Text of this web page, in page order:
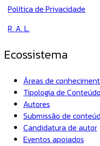
Política de Privacidade
R. A. L.
Ecossistema
Áreas de
Tipologia de
Autores
Submissão de
Candidatura de autor
Eventos apoiados